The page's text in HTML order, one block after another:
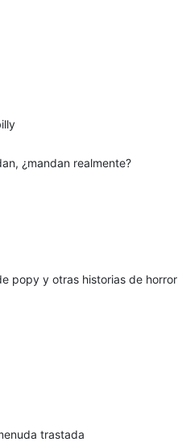
¿mandan realmente?
popy y otras historias de horror
trastada